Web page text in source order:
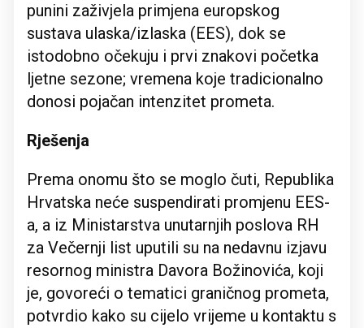
punini zaživjela primjena europskog
sustava ulaska/izlaska (EES), dok se
istodobno očekuju i prvi znakovi početka
ljetne sezone; vremena koje tradicionalno
donosi pojačan intenzitet prometa.
Rješenja
Prema onomu što se moglo čuti, Republika
Hrvatska neće suspendirati promjenu EES-
a, a iz Ministarstva unutarnjih poslova RH
za Večernji list uputili su na nedavnu izjavu
resornog ministra Davora Božinovića, koji
je, govoreći o tematici graničnog prometa,
potvrdio kako su cijelo vrijeme u kontaktu s